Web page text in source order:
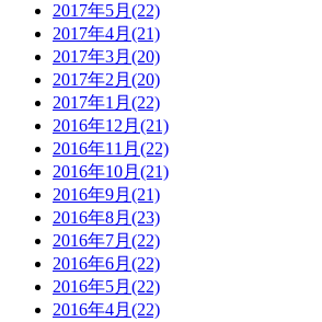
2017年5月(22)
2017年4月(21)
2017年3月(20)
2017年2月(20)
2017年1月(22)
2016年12月(21)
2016年11月(22)
2016年10月(21)
2016年9月(21)
2016年8月(23)
2016年7月(22)
2016年6月(22)
2016年5月(22)
2016年4月(22)